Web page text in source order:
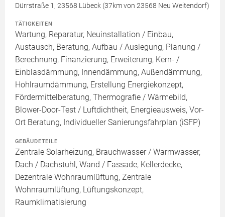
Dürrstraße 1, 23568 Lübeck (37km von 23568 Neu Weitendorf)
TÄTIGKEITEN
Wartung, Reparatur, Neuinstallation / Einbau,
Austausch, Beratung, Aufbau / Auslegung, Planung /
Berechnung, Finanzierung, Erweiterung, Kern- /
Einblasdämmung, Innendämmung, Außendämmung,
Hohlraumdämmung, Erstellung Energiekonzept,
Fördermittelberatung, Thermografie / Wärmebild,
Blower-Door-Test / Luftdichtheit, Energieausweis, Vor-
Ort Beratung, Individueller Sanierungsfahrplan (iSFP)
GEBÄUDETEILE
Zentrale Solarheizung, Brauchwasser / Warmwasser,
Dach / Dachstuhl, Wand / Fassade, Kellerdecke,
Dezentrale Wohnraumlüftung, Zentrale
Wohnraumlüftung, Lüftungskonzept,
Raumklimatisierung